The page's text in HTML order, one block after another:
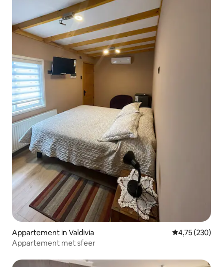
Appartement in Valdivia Gemiddelde
4,75 (230)
Appartement met sfeer